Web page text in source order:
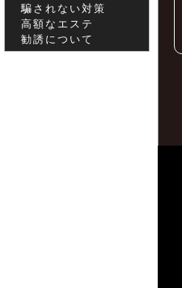
騙されない対策
高額なエステ
勧誘について